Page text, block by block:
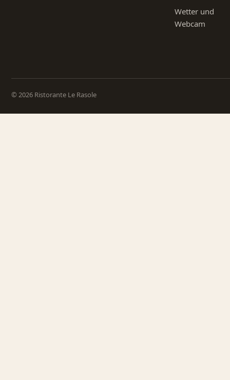
Wetter und
Webcam
© 2026 Ristorante Le Rasole